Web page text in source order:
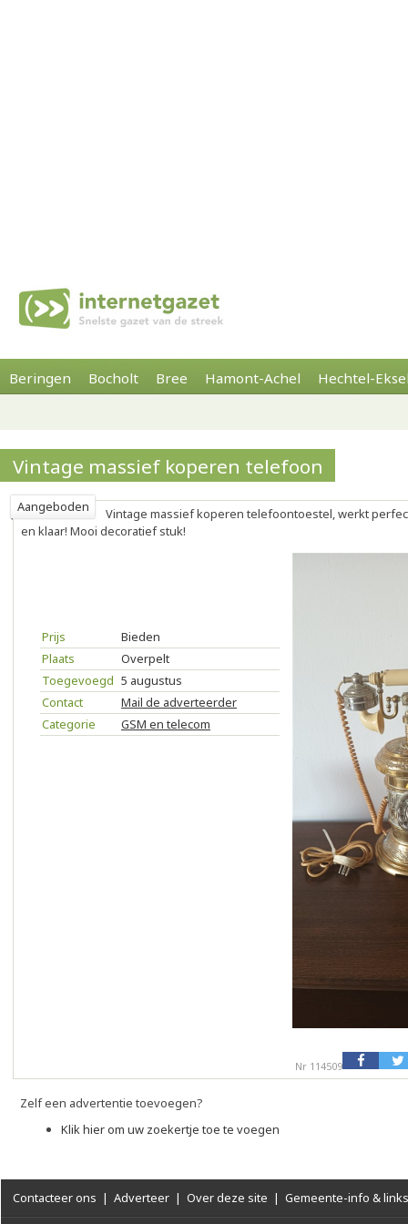
Beringen Bocholt Bree Hamont-Achel Hechtel-
Vintage massief koperen telefoon
Aangeboden
Vintage massief koperen telefoontoestel, werkt
en klaar! Mooi decoratief stuk!
Prijs
Bieden
Plaats
Overpelt
Toegevoegd 5 augustus
Contact
Mail de adverteerder
Categorie
GSM en telecom
Nr 114509
Zelf een advertentie toevoegen?
Klik hier om uw zoekertje toe te voegen
Contacteer ons | Adverteer | Over deze site | Gemeente-info & links